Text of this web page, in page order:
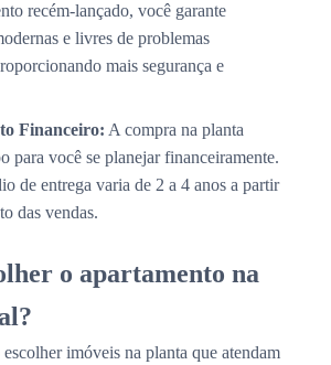
recém-lançado, você garante
e livres de problemas
mais segurança e
Financeiro: A compra na planta
para você se planejar financeiramente.
de entrega varia de 2 a 4 anos a partir
das vendas.
o apartamento na
escolher imóveis na planta que atendam